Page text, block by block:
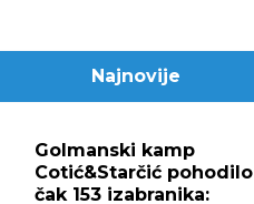
Najnovije
Golmanski kamp
Cotić&Starčić pohodilo
čak 153 izabranika: